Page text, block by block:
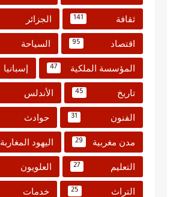
ثقافة 141 الجزائر
اقتصاد 95 السياحة
المؤسسة الملكية 47 إسبانيا
تاريخ 45 الأندلس
الفنون 31 حوادث
مدن مغربية 29 اليهود المغاربة
التعليم 27 العلويون
التراث 25 خدمات